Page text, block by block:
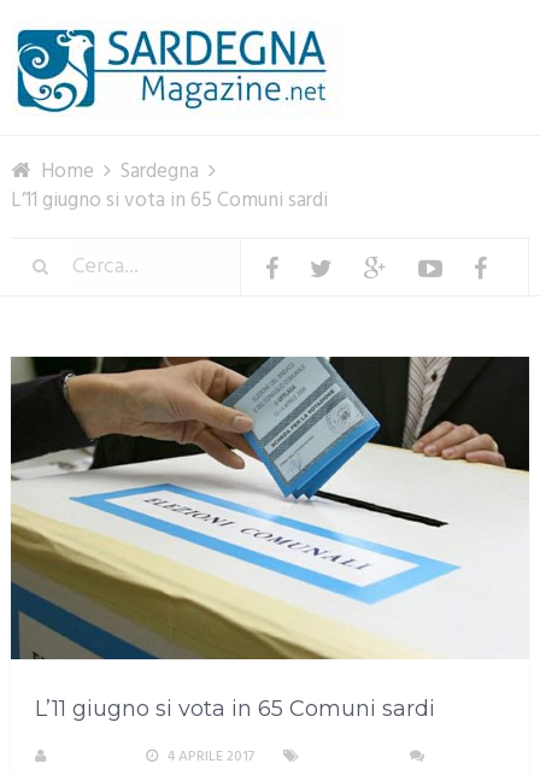
Home
Sardegna
L’11 giugno si vota in 65 Comuni sardi
L’11 giugno si vota in 65 Comuni sardi
4 APRILE 2017